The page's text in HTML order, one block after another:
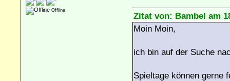
Offline
Zitat von: Bambel am
Moin Moin,
ich bin auf der Suche
Spieltage können gerne